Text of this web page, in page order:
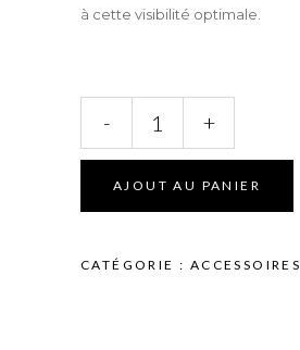
à cette visibilité optimale.
Rechargeable
Pink
quantité
- +
AJOUT AU PANIER
CATÉGORIE : ACCESSOIRES